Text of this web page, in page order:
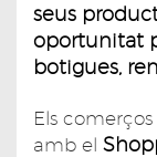
seus
oportunitat
botigues,
Els
amb el